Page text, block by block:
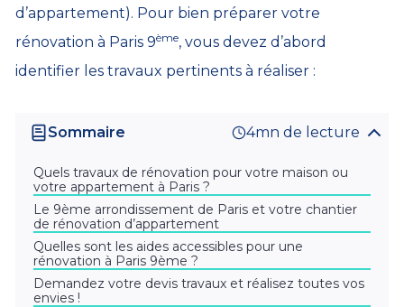
d’appartement). Pour bien préparer votre
rénovation à Paris 9ème, vous devez d’abord
identifier les travaux pertinents à réaliser :
Sommaire 4mn de lecture
Quels travaux de rénovation pour votre maison ou
votre appartement à Paris ?
Le 9ème arrondissement de Paris et votre chantier
de rénovation d’appartement
Quelles sont les aides accessibles pour une
rénovation à Paris 9ème ?
Demandez votre devis travaux et réalisez toutes vos
envies !